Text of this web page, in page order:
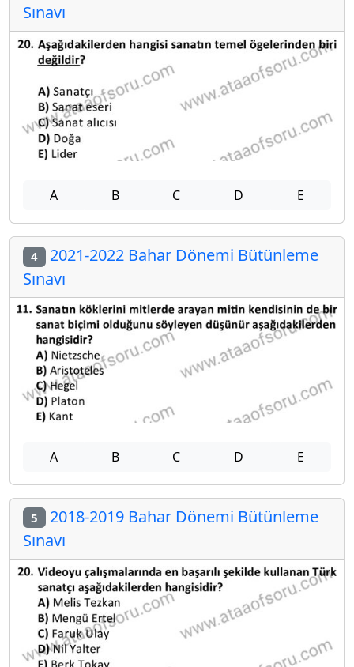
Sınavı
A B C D E
4 2021-2022 Bahar Dönemi Bütünleme
Sınavı
A B C D E
5 2018-2019 Bahar Dönemi Bütünleme
Sınavı